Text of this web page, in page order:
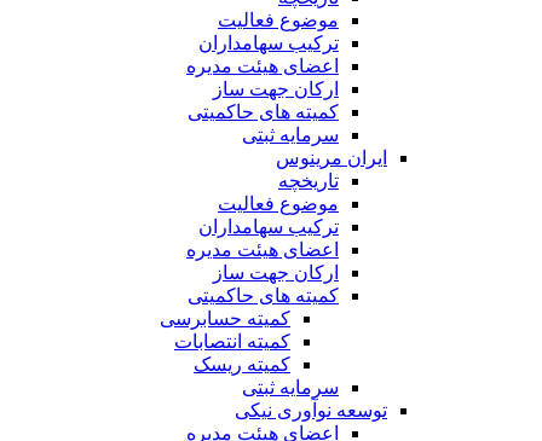
موضوع فعالیت
ترکیب سهامداران
اعضای هیئت مدیره
ارکان جهت ساز
کمیته های حاکمیتی
سرمایه ثبتی
ایران مرینوس
تاریخچه
موضوع فعالیت
ترکیب سهامداران
اعضای هیئت مدیره
ارکان جهت ساز
کمیته های حاکمیتی
کمیته حسابرسی
کمیته انتصابات
کمیته ریسک
سرمایه ثبتی
توسعه نوآوری نیکی
اعضای هیئت مدیره